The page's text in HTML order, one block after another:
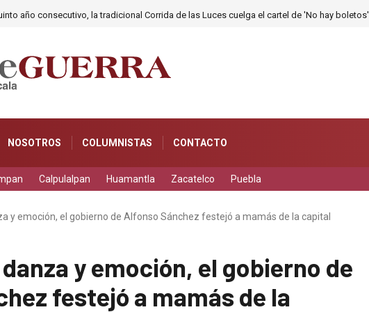
año consecutivo, la tradicional Corrida de las Luces cuelga el cartel de 'No hay boletos'
NOSOTROS COLUMNISTAS CONTACTO
Calpulalpan Huamantla Zacatelco Puebla
y emoción, el gobierno de Alfonso Sánchez festejó a mamás de la capital
y emoción, el gobierno de
festejó a mamás de la